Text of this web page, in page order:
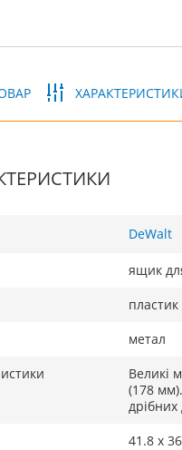
DeWalt
ящик
пластик
метал
Великі
(178
41.8 х